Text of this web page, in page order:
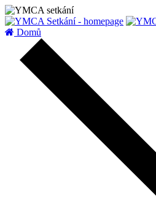
Domů
zatížení serveru